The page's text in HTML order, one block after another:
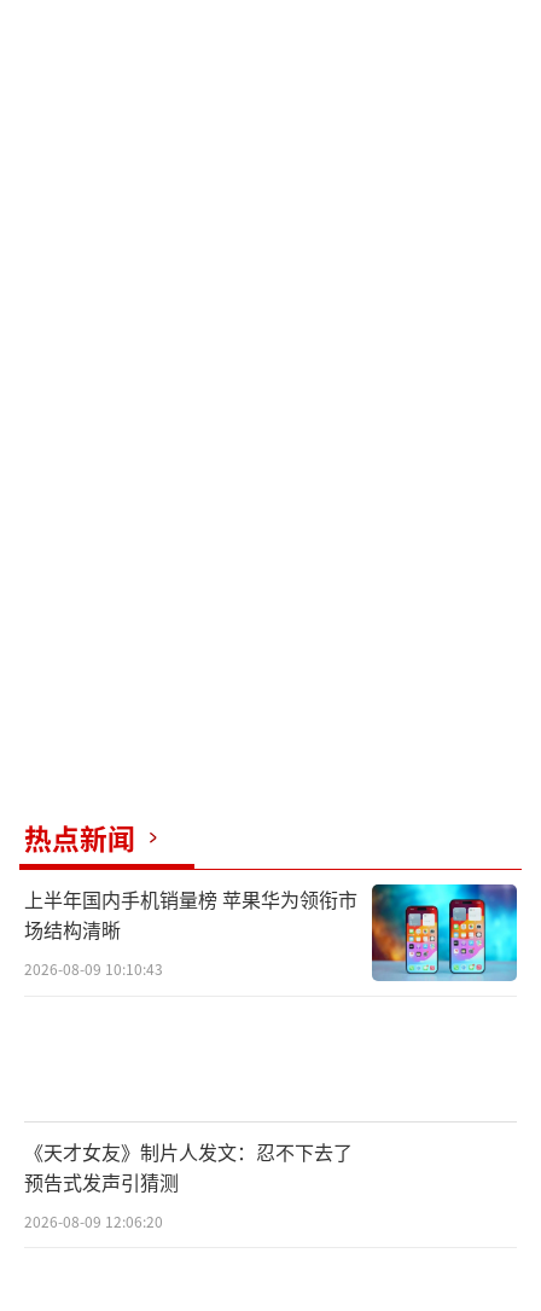
热点新闻
上半年国内手机销量榜 苹果华为领衔市
场结构清晰
2026-08-09 10:10:43
《天才女友》制片人发文：忍不下去了
预告式发声引猜测
2026-08-09 12:06:20